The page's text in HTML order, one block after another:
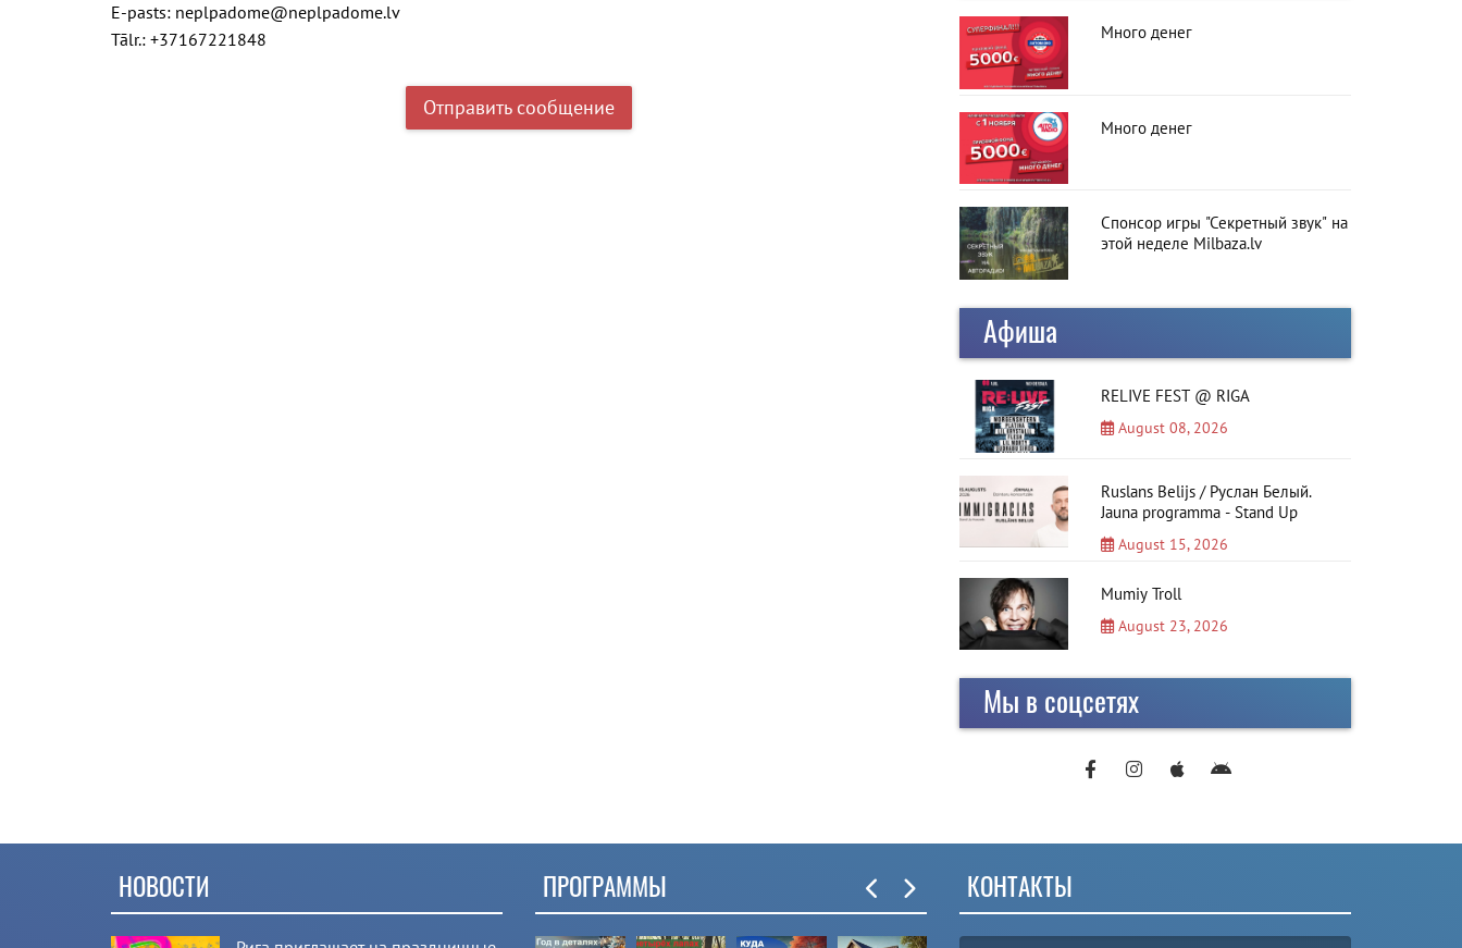
E-pasts: neplpadome@neplpadome.lv
Tālr.: +37167221848
Отправить сообщение
Много денег
Много денег
Спонсор игры "Секретный звук" на
этой неделе Milbaza.lv
Афиша
RELIVE FEST @ RIGA
August 08, 2026
Ruslans Belijs / Руслан Белый.
Jauna programma - Stand Up
August 15, 2026
Mumiy Troll
August 23, 2026
Мы в соцсетях
НОВОСТИ ПРОГРАММЫ КОНТАКТЫ